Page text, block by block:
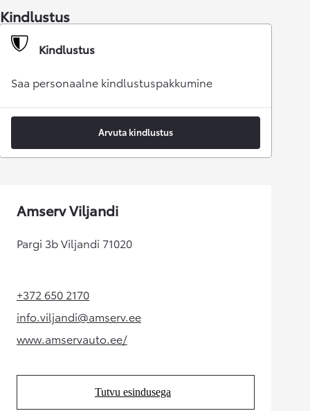
Kindlustus
Kindlustus
Saa personaalne kindlustuspakkumine
Arvuta kindlustus
Amserv Viljandi
Pargi 3b Viljandi 71020
+372 650 2170(Opens in new tab)
info.viljandi@amserv.ee
(Opens in new tab)
www.amservauto.ee/
(Opens in new tab)
Tutvu esindusega
(Opens in new tab)